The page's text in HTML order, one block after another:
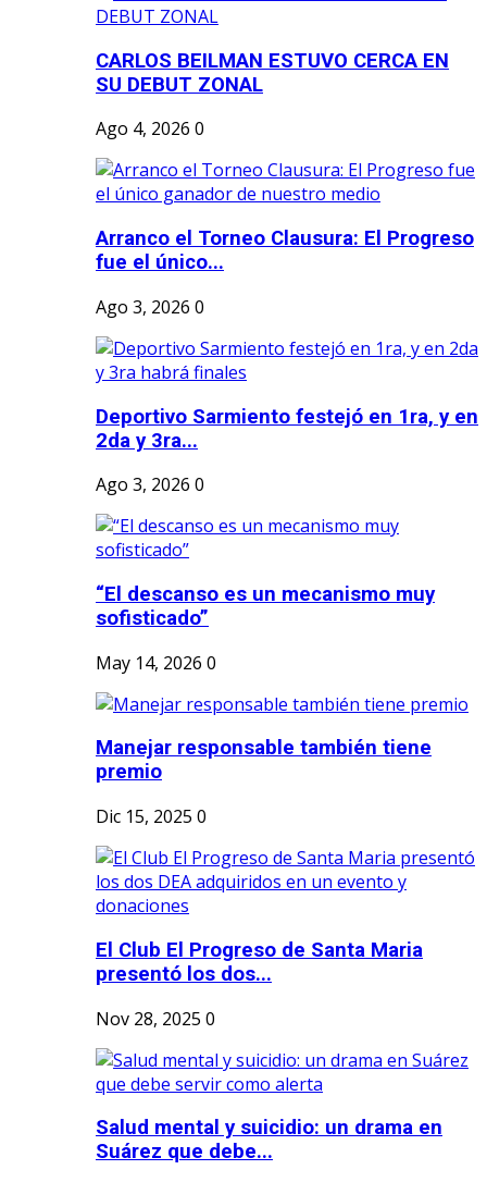
CARLOS BEILMAN ESTUVO CERCA EN
SU DEBUT ZONAL
Ago 4, 2026 0
Arranco el Torneo Clausura: El Progreso
fue el único...
Ago 3, 2026 0
Deportivo Sarmiento festejó en 1ra, y en
2da y 3ra...
Ago 3, 2026 0
“El descanso es un mecanismo muy
sofisticado”
May 14, 2026 0
Manejar responsable también tiene
premio
Dic 15, 2025 0
El Club El Progreso de Santa Maria
presentó los dos...
Nov 28, 2025 0
Salud mental y suicidio: un drama en
Suárez que debe...